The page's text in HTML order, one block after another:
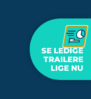
SE LEDIGE
TRAILERE
LIGE NU